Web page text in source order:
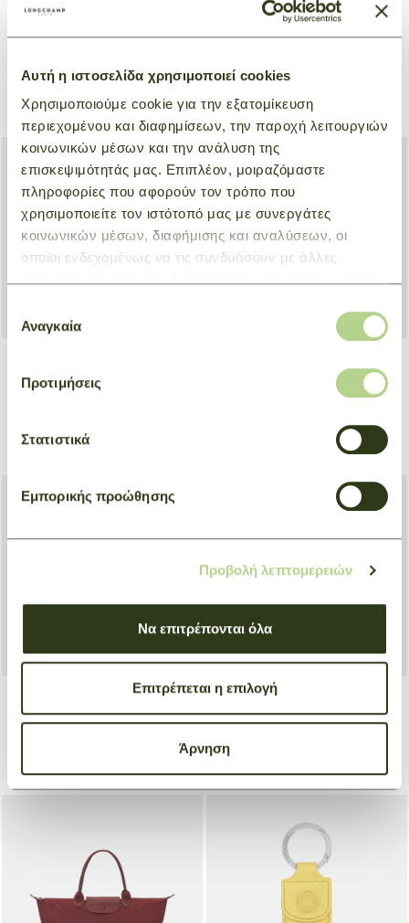
Αυτή η ιστοσελίδα χρησιμοποιεί cookies
Χρησιμοποιούμε cookie για την εξατομίκευση
περιεχομένου και διαφημίσεων, την παροχή λειτουργιών
κοινωνικών μέσων και την ανάλυση της
επισκεψιμότητάς μας. Επιπλέον, μοιραζόμαστε
πληροφορίες που αφορούν τον τρόπο που
χρησιμοποιείτε τον ιστότοπό μας με συνεργάτες
κοινωνικών μέσων, διαφήμισης και αναλύσεων, οι
οποίοι ενδεχομένως να τις συνδυάσουν με άλλες
των υπηρεσιών τους.
συγκατάθεσης
Αναγκαία
Προτιμήσεις
Στατιστικά
Εμπορικής προώθησης
Προβολή λεπτομερειών
Να επιτρέπονται όλα
Επιτρέπεται η επιλογή
Άρνηση
Epure
€ 135,00
Μπλε
€ 115,00
Key ring Chinese New Year
€ 135,00
Shoulder bag M Le Pliage
Headband Origami Le Pliage
€ 115,00
Handbag L Le Pliage One
Γκρι
€ 130,00